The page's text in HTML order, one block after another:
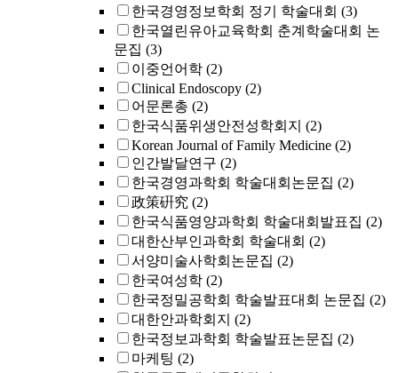
한국경영정보학회 정기 학술대회 (3)
한국열린유아교육학회 춘계학술대회 논
문집 (3)
이중언어학 (2)
Clinical Endoscopy (2)
어문론총 (2)
한국식품위생안전성학회지 (2)
Korean Journal of Family Medicine (2)
인간발달연구 (2)
한국경영과학회 학술대회논문집 (2)
政策硏究 (2)
한국식품영양과학회 학술대회발표집 (2)
대한산부인과학회 학술대회 (2)
서양미술사학회논문집 (2)
한국여성학 (2)
한국정밀공학회 학술발표대회 논문집 (2)
대한안과학회지 (2)
한국정보과학회 학술발표논문집 (2)
마케팅 (2)